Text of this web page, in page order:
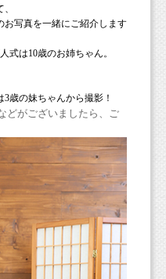
お写真を一緒にご紹介します
式は10歳のお姉ちゃん。
歳の妹ちゃんから撮影！
どがございましたら、ご